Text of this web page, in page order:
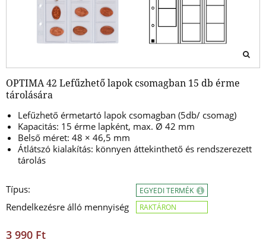
OPTIMA 42 Lefűzhető lapok csomagban 15 db érme
tárolására
Lefűzhető érmetartó lapok csomagban (5db/ csomag)
Kapacitás: 15 érme lapként, max. Ø 42 mm
Belső méret: 48 × 46,5 mm
Átlátszó kialakítás: könnyen áttekinthető és rendszerezett
tárolás
Típus:
Rendelkezésre álló mennyiség
EGYEDI TERMÉK
RAKTÁRON
3 990 Ft